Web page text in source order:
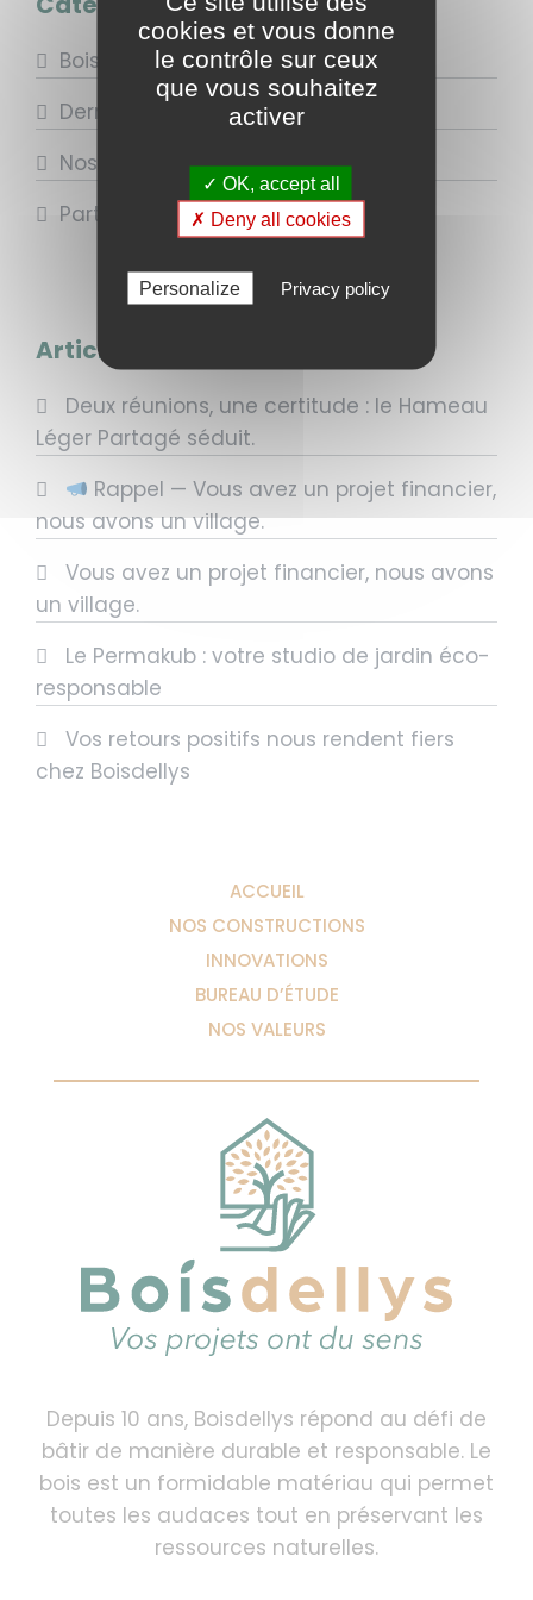
Boisdellys
Dernières Réalisations
Nos valeurs
Partenaires
Articles récents
Deux réunions, une certitude : le Hameau
Léger Partagé séduit.
Rappel — Vous avez un projet financier,
nous avons un village.
Vous avez un projet financier, nous avons
un village.
Le Permakub : votre studio de jardin éco-
responsable
Vos retours positifs nous rendent fiers
chez Boisdellys
ACCUEIL
NOS CONSTRUCTIONS
INNOVATIONS
BUREAU D’ÉTUDE
NOS VALEURS
Depuis 10 ans, Boisdellys répond au défi de
bâtir de manière durable et responsable. Le
bois est un formidable matériau qui permet
toutes les audaces tout en préservant les
ressources naturelles.
cookies et vous donne
le contrôle sur ceux
que vous souhaitez
activer
✓ OK, accept all
✗ Deny all cookies
Personalize Privacy policy